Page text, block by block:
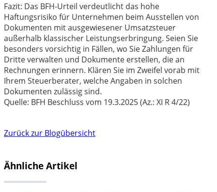
Fazit: Das BFH-Urteil verdeutlicht das hohe
Haftungsrisiko für Unternehmen beim Ausstellen von
Dokumenten mit ausgewiesener Umsatzsteuer
außerhalb klassischer Leistungserbringung. Seien Sie
besonders vorsichtig in Fällen, wo Sie Zahlungen für
Dritte verwalten und Dokumente erstellen, die an
Rechnungen erinnern. Klären Sie im Zweifel vorab mit
Ihrem Steuerberater, welche Angaben in solchen
Dokumenten zulässig sind.
Quelle: BFH Beschluss vom 19.3.2025 (Az.: XI R 4/22)
Zurück zur Blogübersicht
Ähnliche Artikel